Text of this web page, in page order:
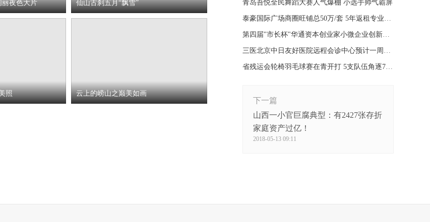
丽夜色大片 仙山古刹五月“飘雪”
照 云上的崂山之巅美如画
青岛吾悦全民舞蹈大赛人气爆棚 小选手帅气霸屏
泰豪国际广场商圈旺铺总50万/套 5年返租专业运营
第四届"市长杯"华通资本创业家小微企业创新大赛开幕
三医北京中日友好医院远程会诊中心预计一周内启用
省残运会轮椅羽毛球赛在青开打 5支队伍角逐7枚金牌
下一篇
山西一小官巨腐典型：有2427张存折
家庭资产过亿！
2018-05-13 09:11